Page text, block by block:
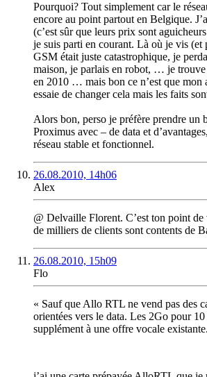
Pourquoi? Tout simplement car le
encore au point partout en Belgique.
(c’est sûr que leurs prix sont
je suis parti en courant. Là où je vis (et
GSM était juste catastrophique, je
maison, je parlais en robot, … je trouve
en 2010 … mais bon ce n’est que mon
essaie de changer cela mais les faits
Alors bon, perso je préfère prendre un
Proximus avec – de data et
réseau stable et fonctionnel.
26.08.2010, 14h06
Alex
@ Delvaille Florent. C’est ton point
de milliers de clients sont contents de
26.08.2010, 15h09
Flo
« Sauf que Allo RTL ne vend pas des
orientées vers le data. Les 2Go pour
supplément à une offre vocale